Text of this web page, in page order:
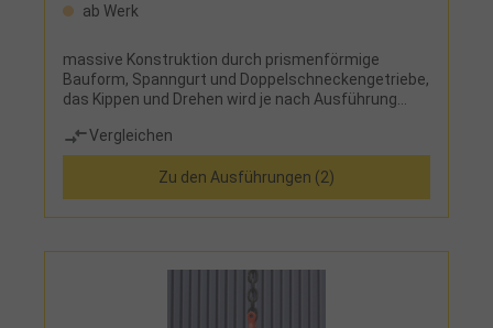
ab Werk
massive Konstruktion durch prismenförmige
Bauform, Spanngurt und Doppelschneckengetriebe,
das Kippen und Drehen wird je nach Ausführung
durchgeführt, mit Kettensicherung gegen
ungewolltes Abrutschen von den Zinken
Vergleichen
Zu den Ausführungen (2)